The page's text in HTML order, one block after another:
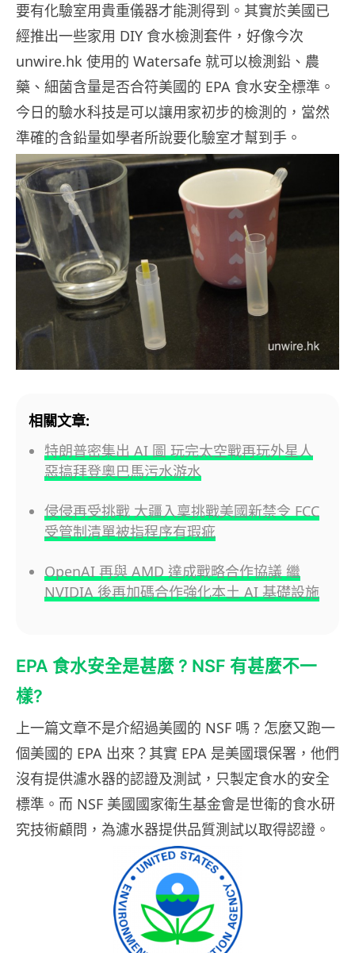
要有化驗室用貴重儀器才能測得到。其實於美國已
經推出一些家用 DIY 食水檢測套件，好像今次
unwire.hk 使用的 Watersafe 就可以檢測鉛、農
藥、細菌含量是否合符美國的 EPA 食水安全標準。
今日的驗水科技是可以讓用家初步的檢測的，當然
準確的含鉛量如學者所說要化驗室才幫到手。
相關文章:
特朗普密集出 AI 圖 玩完太空戰再玩外星人
惡搞拜登奧巴馬污水游水
侵侵再受挑戰 大疆入稟挑戰美國新禁令 FCC
受管制清單被指程序有瑕疵
OpenAI 再與 AMD 達成戰略合作協議 繼
NVIDIA 後再加碼合作強化本土 AI 基礎設施
EPA 食水安全是甚麼 ? NSF 有甚麼不一
樣?
上一篇文章不是介紹過美國的 NSF 嗎 ? 怎麼又跑一
個美國的 EPA 出來？其實 EPA 是美國環保署，他們
沒有提供濾水器的認證及測試，只製定食水的安全
標準。而 NSF 美國國家衛生基金會是世衛的食水研
究技術顧問，為濾水器提供品質測試以取得認證。